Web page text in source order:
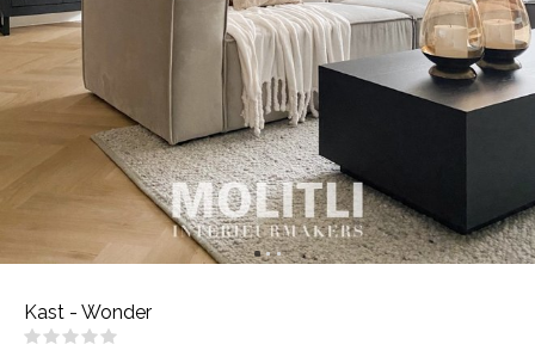
Kast - Wonder